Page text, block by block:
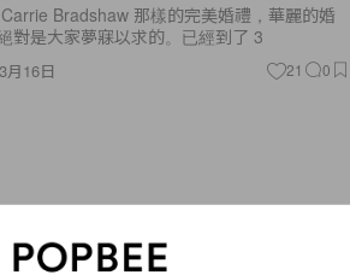
Bradshaw 那樣的完美婚禮，華麗的婚
對是大家夢寐以求的。已經到了 3
月16日 21 0